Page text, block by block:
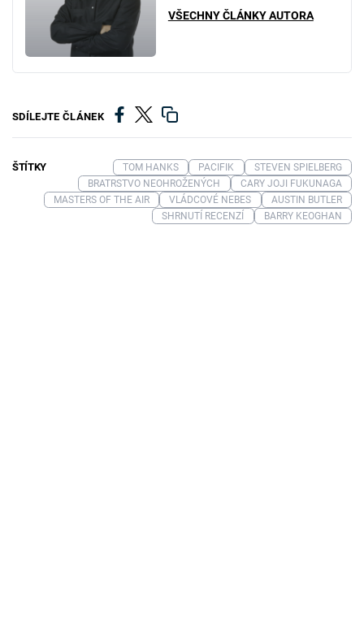
VŠECHNY ČLÁNKY AUTORA
SDÍLEJTE ČLÁNEK
ŠTÍTKY TOM HANKS PACIFIK
STEVEN SPIELBERG
BRATRSTVO NEOHROŽENÝCH
CARY JOJI FUKUNAGA
MASTERS OF THE AIR
VLÁDCOVÉ NEBES
AUSTIN BUTLER
SHRNUTÍ RECENZÍ
BARRY KEOGHAN